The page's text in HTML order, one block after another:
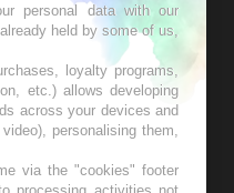
personal data with our
held by some of us,
loyalty programs,
etc.) allows developing
across your devices and
personalising them,
via the "cookies" footer